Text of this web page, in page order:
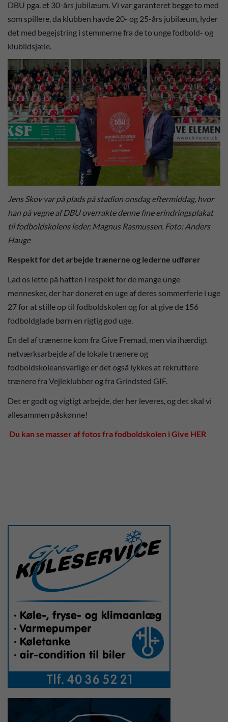
DBU pga. et 30-års jubilæum. Vi var garanteret begge to med
som spillere, da klubben havde 20- og 25-års jubilæum, lyder
det med begejstring i stemmerne fra de to unge fodbold- og
klubildsjæle.
Jens Skov var på plads på stadion onsdag eftermiddag, hvor
han på vegne af DBU overrakte denne fine erindringsplakat
til fodboldskolens leder, Magnus Rasmussen. Foto: Anders
Hauge
Respekt for det arbejde trænerne og lederne udfører
Lad os lette på hatten i respekt for de mange unge
mennesker, der har doneret en uge af deres sommerferie i uge
27 for at stille op til fodboldskolen og for at give de 156
fodboldglade børn en rigtig god uge.
En del af trænerne kom fra Give Fremad, men via ihærdigt
netværksarbejde af de lokale trænere og
fodboldskoleansvarlige er det også lykkes at rekruttere
trænere fra Vejleklubber og fra Grindsted GIF.
Det er godt og vigtigt arbejde, der her leveres, og det skal vi
allesammen påskønne!
Du kan se masser af fotos fra fodboldskolen i Give HER